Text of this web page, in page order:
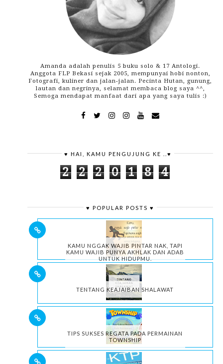
Amanda adalah penulis 5 buku solo & 17 Antologi.
Anggota FLP Bekasi sejak 2005, mempunyai hobi nonton,
Fotografi, kuliner dan jalan-jalan. Pecinta Hutan, gunung,
lautan dan negrinya, selamat membaca blog saya ^^,
Semoga mendapat manfaat dari apa yang saya tulis :)
♥ HAI, KAMU PENGUJUNG KE ..♥
2 2 2 0 1 8 4
♥ POPULAR POSTS ♥
KAMU NGGAK WAJIB PINTAR NAK, TAPI
KAMU WAJIB PUNYA AKHLAK DAN ADAB
UNTUK HIDUPMU.
TENTANG KEAJAIBAN SHALAWAT
TIPS SUKSES REGATA PADA PERMAINAN
TOWNSHIP